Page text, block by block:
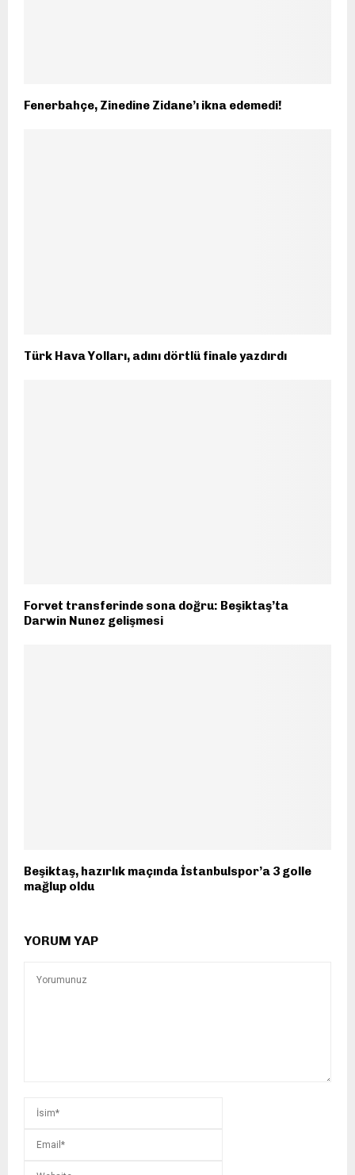
Fenerbahçe, Zinedine Zidane’ı ikna edemedi!
Türk Hava Yolları, adını dörtlü finale yazdırdı
Forvet transferinde sona doğru: Beşiktaş’ta
Darwin Nunez gelişmesi
Beşiktaş, hazırlık maçında İstanbulspor’a 3 golle
mağlup oldu
YORUM YAP